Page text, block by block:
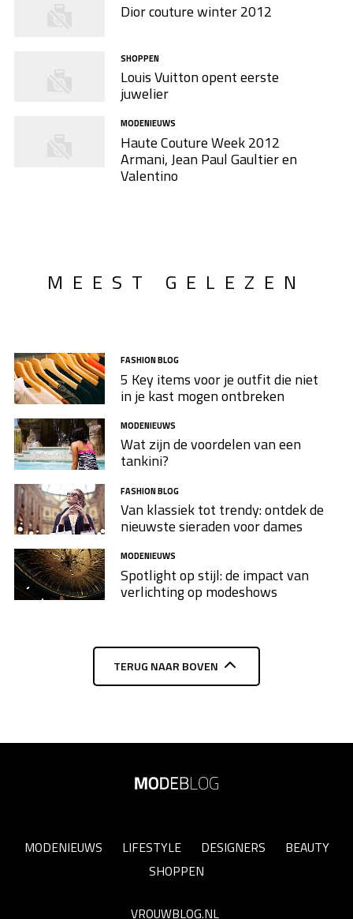
Dior couture winter 2012
SHOPPEN
Louis Vuitton opent eerste
juwelier
MODENIEUWS
Haute Couture Week 2012
Armani, Jean Paul Gaultier en
Valentino
MEEST GELEZEN
FASHION BLOG
5 Key items voor je outfit die niet
in je kast mogen ontbreken
MODENIEUWS
Wat zijn de voordelen van een
tankini?
FASHION BLOG
Van klassiek tot trendy: ontdek de
nieuwste sieraden voor dames
MODENIEUWS
Spotlight op stijl: de impact van
verlichting op modeshows
TERUG NAAR BOVEN
MODENIEUWS LIFESTYLE DESIGNERS
BEAUTY
SHOPPEN
VROUWBLOG.NL